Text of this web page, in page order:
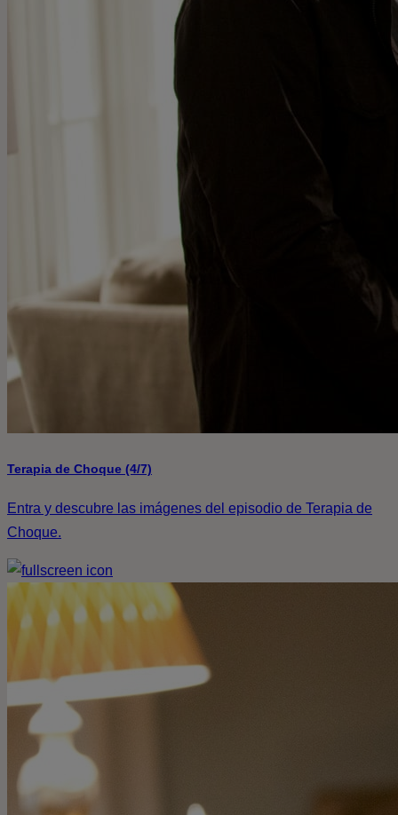
Terapia de Choque (4/7)
Entra y descubre las imágenes del episodio de Terapia de
Choque.